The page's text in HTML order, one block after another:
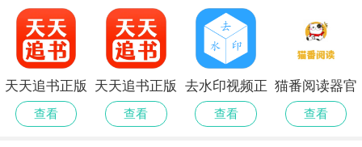
天天追书正版
免费版安卓
查看
天天追书正版
官网正版
查看
去水印视频正
式版
查看
猫番阅读器官
网最新版
查看